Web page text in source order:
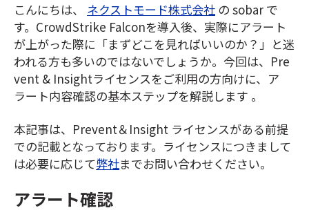
こんにちは、 ネクストモード株式会社 の sobar で
す。CrowdStrike Falconを導入後、実際にアラート
が上がった際に「まずどこを見ればいいのか？」と迷
われる方も多いのではないでしょうか。今回は、Pre
vent & Insightライセンスをご利用の方向けに、ア
ラート内容確認の基本ステップを解説します 。
本記事は、Prevent＆Insight ライセンスがある前提
での記載となっております。ライセンスにつきまして
は必要に応じて弊社までお問い合わせください。
アラート確認